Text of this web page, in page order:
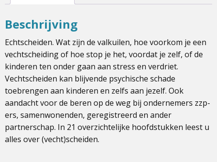
Beschrijving
Echtscheiden. Wat zijn de valkuilen, hoe voorkom je een
vechtscheiding of hoe stop je het, voordat je zelf, of de
kinderen ten onder gaan aan stress en verdriet.
Vechtscheiden kan blijvende psychische schade
toebrengen aan kinderen en zelfs aan jezelf. Ook
aandacht voor de beren op de weg bij ondernemers zzp-
ers, samenwonenden, geregistreerd en ander
partnerschap. In 21 overzichtelijke hoofdstukken leest u
alles over (vecht)scheiden.